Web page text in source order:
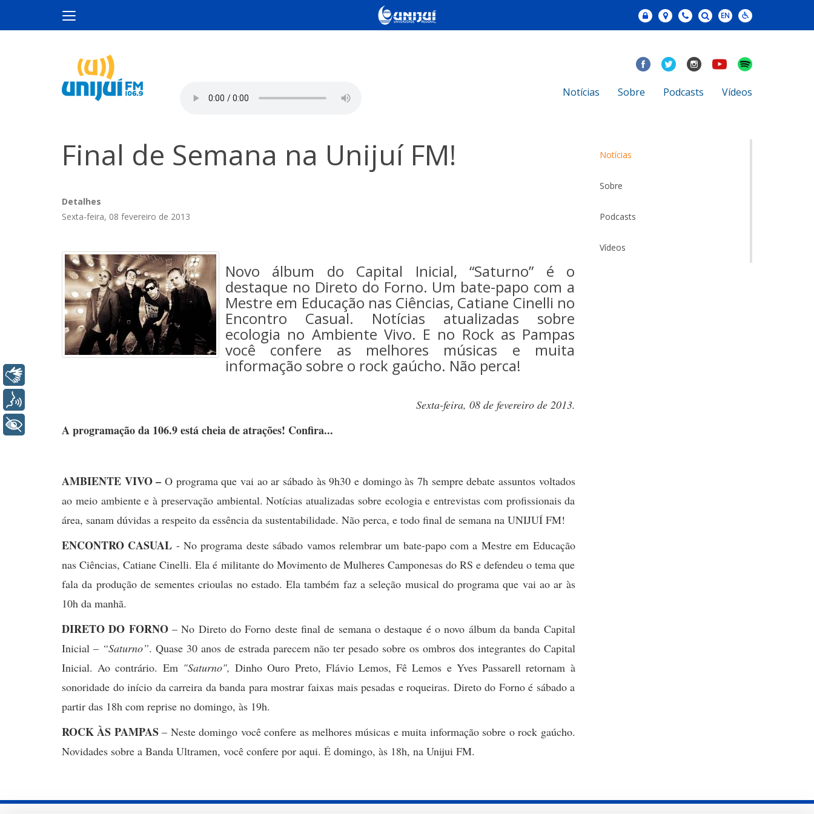
Notícias Sobre Podcasts Vídeos
Final de Semana na Unijuí FM!
Detalhes
Sexta-feira, 08 fevereiro de 2013
Novo álbum do Capital Inicial, “Saturno” é o
destaque no Direto do Forno. Um bate-papo com a
Mestre em Educação nas Ciências, Catiane Cinelli no
Encontro Casual. Notícias atualizadas sobre
ecologia no Ambiente Vivo. E no Rock as Pampas
você confere as melhores músicas e muita
informação sobre o rock gaúcho. Não perca!
Sexta-feira, 08 de fevereiro de 2013.
A programação da 106.9 está cheia de atrações! Confira...
AMBIENTE VIVO – O programa que vai ao ar sábado às 9h30 e domingo às 7h sempre debate assuntos voltados
ao meio ambiente e à preservação ambiental. Notícias atualizadas sobre ecologia e entrevistas com profissionais da
área, sanam dúvidas a respeito da essência da sustentabilidade. Não perca, e todo final de semana na UNIJUÍ FM!
ENCONTRO CASUAL - No programa deste sábado vamos relembrar um bate-papo com a Mestre em Educação
nas Ciências, Catiane Cinelli. Ela é militante do Movimento de Mulheres Camponesas do RS e defendeu o tema que
fala da produção de sementes crioulas no estado. Ela também faz a seleção musical do programa que vai ao ar às
10h da manhã.
DIRETO DO FORNO– No Direto do Forno deste final de semana o destaque é o novo álbum da banda Capital
Inicial – “Saturno”. Quase 30 anos de estrada parecem não ter pesado sobre os ombros dos integrantes do Capital
Inicial. Ao contrário. Em "Saturno",Dinho Ouro Preto, Flávio Lemos, Fê Lemos e Yves Passarell retornam à
sonoridade do início da carreira da banda para mostrar faixas mais pesadas e roqueiras. Direto do Forno é sábado a
partir das 18h com reprise no domingo, às 19h.
ROCK ÀS PAMPAS– Neste domingo você confere as melhores músicas e muita informação sobre o rock gaúcho.
Novidades sobre a Banda Ultramen, você confere por aqui. É domingo, às 18h, na Unijui FM.
Notícias
Sobre
Podcasts
Vídeos
+ Acessibilidade